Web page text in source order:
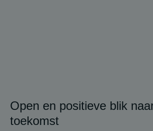
Open en positieve blik
toekomst